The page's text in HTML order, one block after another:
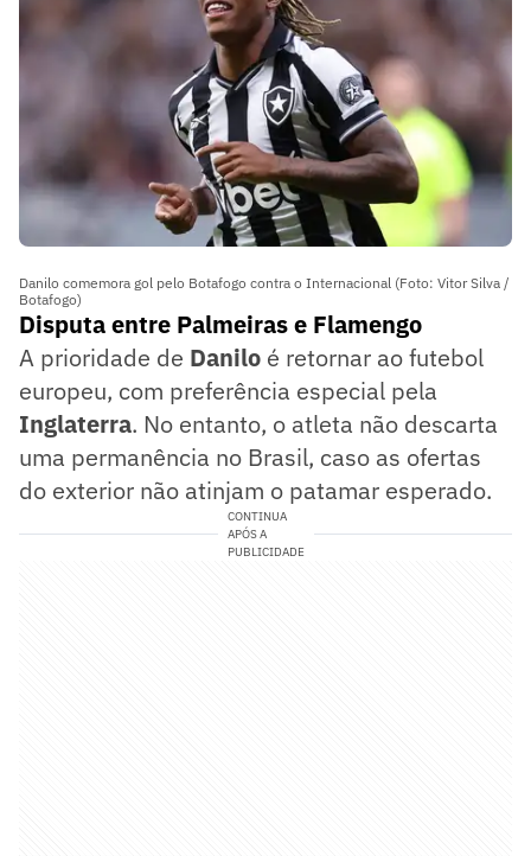
Danilo comemora gol pelo Botafogo contra o Internacional (Foto: Vitor Silva /
Botafogo)
Disputa entre Palmeiras e Flamengo
A prioridade de Danilo é retornar ao futebol
europeu, com preferência especial pela
Inglaterra. No entanto, o atleta não descarta
uma permanência no Brasil, caso as ofertas
do exterior não atinjam o patamar esperado.
CONTINUA
APÓS A
PUBLICIDADE